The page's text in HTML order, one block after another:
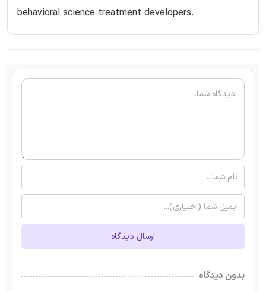
behavioral science treatment developers.
ارسال دیدگاه
بدون دیدگاه